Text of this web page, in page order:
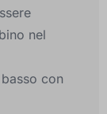
nel
con